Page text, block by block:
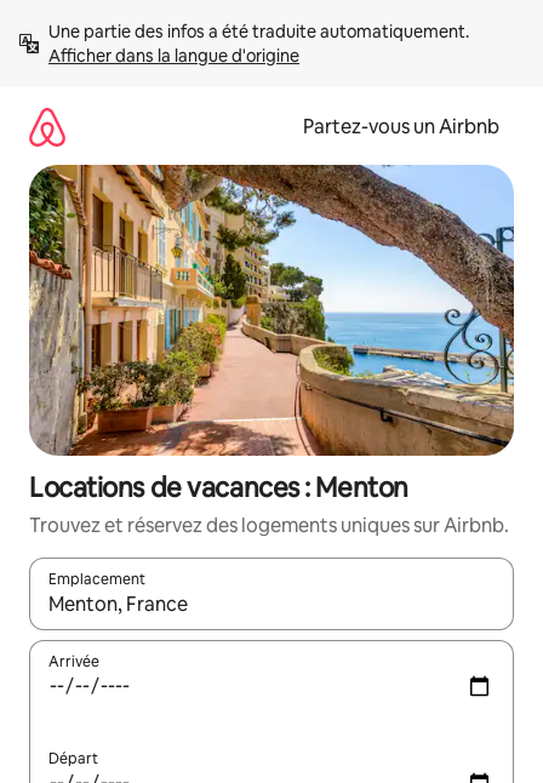
directement
Afficher dans la langue d'origine
Partez-vous un Airbnb
Locations de vacances : Menton
Trouvez et réservez des logements uniques sur Airbnb.
Emplacement
Quand les résultats sont affichés, parcourez-les en utilisant
Arrivée
Départ